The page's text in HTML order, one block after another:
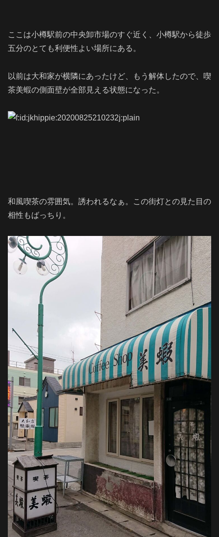
ここは小樽駅前の中央卸市場のすぐ近く、小樽駅から徒歩
五分のとても利便性よい場所にある。
以前は大和家が横隣にあったけど、もう解体したので、喫
茶美蝦の側面壁が全部見える状態になった。
和風喫茶の雰囲気。誘われるなぁ。この街灯との見た目の
相性もばっちり。